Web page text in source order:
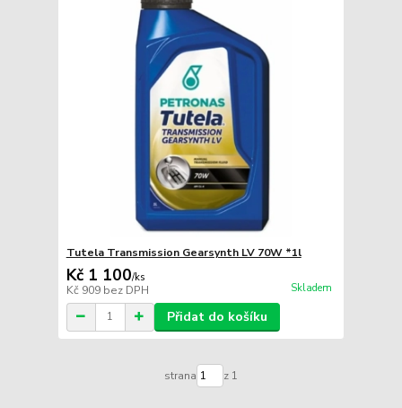
Tutela Transmission Gearsynth LV 70W *1l
Kč 1 100/ks
Kč 909 bez DPH Skladem
Přidat do košíku
strana z 1